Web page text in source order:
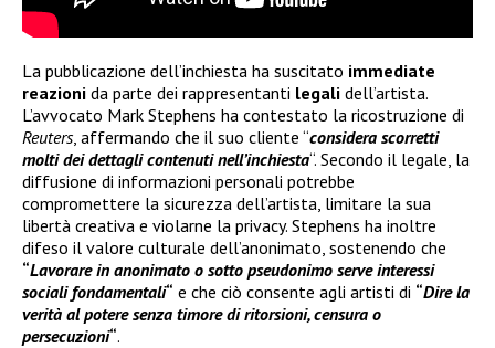
La pubblicazione dell’inchiesta ha suscitato immediate
reazioni da parte dei rappresentanti legali dell’artista.
L’avvocato Mark Stephens ha contestato la ricostruzione di
Reuters, affermando che il suo cliente “considera scorretti
molti dei dettagli contenuti nell’inchiesta“. Secondo il legale, la
diffusione di informazioni personali potrebbe
compromettere la sicurezza dell’artista, limitare la sua
libertà creativa e violarne la privacy. Stephens ha inoltre
difeso il valore culturale dell’anonimato, sostenendo che
“Lavorare in anonimato o sotto pseudonimo serve interessi
sociali fondamentali“ e che ciò consente agli artisti di “Dire la
verità al potere senza timore di ritorsioni, censura o
persecuzioni“.